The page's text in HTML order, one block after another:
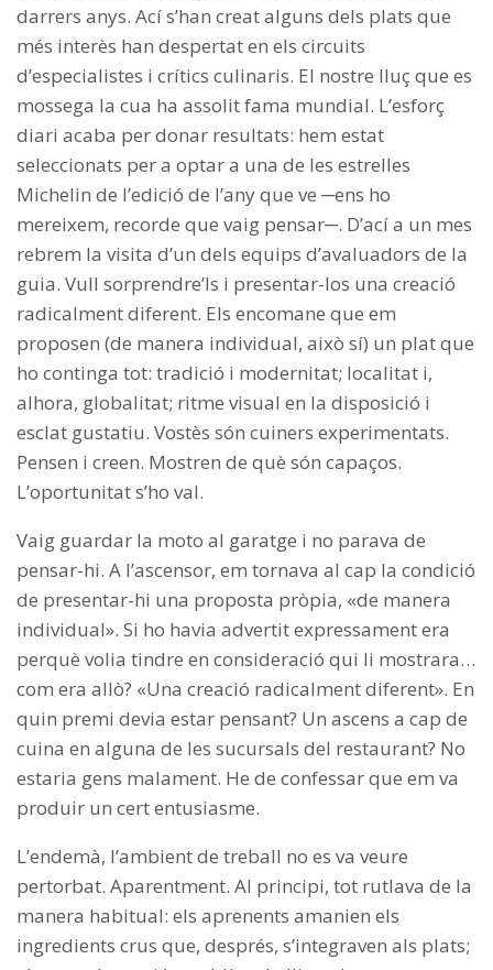
darrers anys. Ací s’han creat alguns dels plats que
més interès han despertat en els circuits
d’especialistes i crítics culinaris. El nostre lluç que es
mossega la cua ha assolit fama mundial. L’esforç
diari acaba per donar resultats: hem estat
seleccionats per a optar a una de les estrelles
Michelin de l’edició de l’any que ve ─ens ho
mereixem, recorde que vaig pensar─. D’ací a un mes
rebrem la visita d’un dels equips d’avaluadors de la
guia. Vull sorprendre’ls i presentar-los una creació
radicalment diferent. Els encomane que em
proposen (de manera individual, això sí) un plat que
ho continga tot: tradició i modernitat; localitat i,
alhora, globalitat; ritme visual en la disposició i
esclat gustatiu. Vostès són cuiners experimentats.
Pensen i creen. Mostren de què són capaços.
L’oportunitat s’ho val.
Vaig guardar la moto al garatge i no parava de
pensar-hi. A l’ascensor, em tornava al cap la condició
de presentar-hi una proposta pròpia, «de manera
individual». Si ho havia advertit expressament era
perquè volia tindre en consideració qui li mostrara…
com era allò? «Una creació radicalment diferent». En
quin premi devia estar pensant? Un ascens a cap de
cuina en alguna de les sucursals del restaurant? No
estaria gens malament. He de confessar que em va
produir un cert entusiasme.
L’endemà, l’ambient de treball no es va veure
pertorbat. Aparentment. Al principi, tot rutlava de la
manera habitual: els aprenents amanien els
ingredients crus que, després, s’integraven als plats;